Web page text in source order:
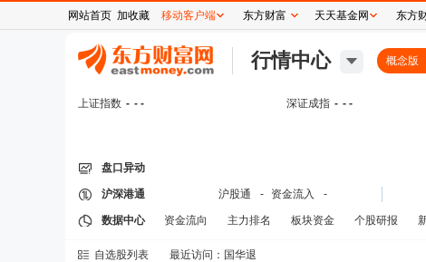
行情中心 概念版
上证指数 - - - 深证成指 - - -
盘口异动
沪深港通 沪股通 - 资金流入 -
数据中心 资金流向 主力排名 板块资金 个股研报
自选股列表 最近访问： 国华退
网站首页 加收藏 移动客户端 东方财富 天天基金网 东方